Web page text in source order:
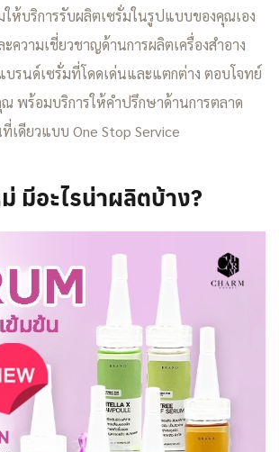
ห้บริการรับผลิตเซรั่มในรูปแบบของคุณเอง
ความเชี่ยวชาญด้านการผลิตเครื่องสำอาง
บรนด์เซรั่มที่โดดเด่นและแตกต่าง ตอบโจทย์
พร้อมบริการให้คำปรึกษาด้านการตลาด
เดียวแบบ One Stop Service
มีอะไรน่าผลิตบ้าง?